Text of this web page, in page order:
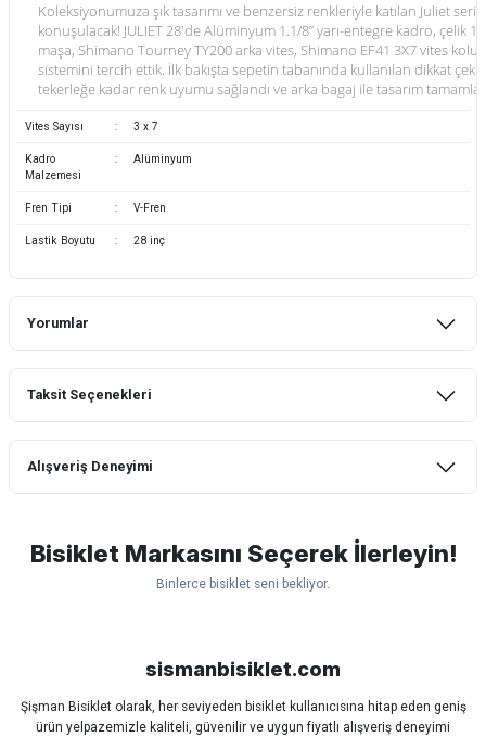
Koleksiyonumuza şık tasarımı ve benzersiz renkleriyle katılan Juliet
konuşulacak! JULIET 28'de Alüminyum 1.1/8” yarı-entegre kadro, çelik
maşa, Shimano Tourney TY200 arka vites, Shimano EF41 3X7 vites
sistemini tercih ettik. İlk bakışta sepetin tabanında kullanılan dikkat
tekerleğe kadar renk uyumu sağlandı ve arka bagaj ile tasarım
Vites Sayısı : 3 x 7
Kadro
Malzemesi
: Alüminyum
Fren Tipi : V-Fren
Lastik Boyutu : 28 inç
Yorumlar
Taksit Seçenekleri
Alışveriş Deneyimi
lastik yanak kısmından 3cm yarıldı ama
normal sürüşe uygun
Bahriye Akay Tan | 21/07/2026
Siparişim problemsiz geldi teşekkürler.
Bisiklet Markasını Seçerek İlerleyin!
Binlerce bisiklet seni bekliyor.
sismanbisiklet.com
Şişman Bisiklet olarak, her seviyeden bisiklet kullanıcısına hitap eden geniş
ürün yelpazemizle kaliteli, güvenilir ve uygun fiyatlı alışveriş deneyimi